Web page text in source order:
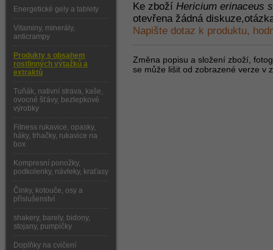
Ke zboží Hericium erinaceus
otevřena žádná
Napište dotaz k produktu,
Změna popisu a složení zboží,
se může lišit od zobrazené verze v
Energetické gely a tablety
Vitaminy, minerály,
anticrampy
Produkty s obsahem
rostlinných výtažků a
extraktů
Tuňák, nativní strava, kaše,
ovocné šťávy, bezlepkové
výrobky
Fitness rukavice, opasky,
háky, trhačky, rukavice na
box
Kompresní ponožky,
podkolenky, návleky, kraťasy
Činky, kotouče, osy a
příslušenství
shakery, barely, bidony,
stojany, pumpičky
Doplňky na cvičení